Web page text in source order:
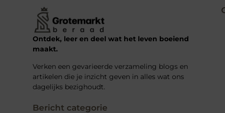
Ontdek, leer en deel wat het leven boeiend
maakt.
Verken een gevarieerde verzameling blogs en
artikelen die je inzicht geven in alles wat ons
dagelijks bezighoudt.
Bericht categorie